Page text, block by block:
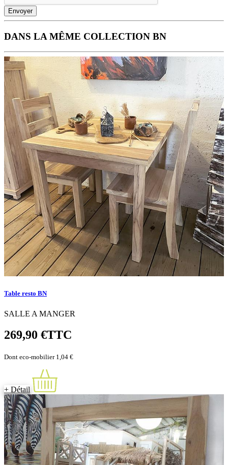
Envoyer
DANS LA MÊME COLLECTION BN
Table resto BN
SALLE A MANGER
269,90 €TTC
Dont eco-mobilier 1,04 €
+ Détail